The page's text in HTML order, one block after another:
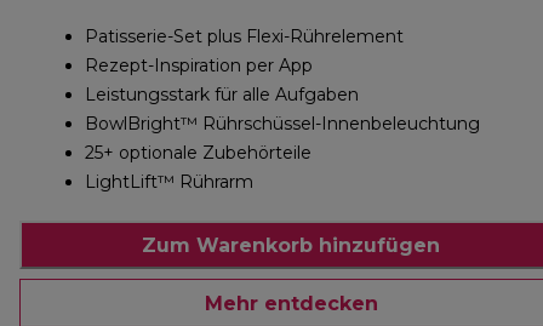
Patisserie-Set plus Flexi-Rührelement
Rezept-Inspiration per App
Leistungsstark für alle Aufgaben
BowlBright™ Rührschüssel-Innenbeleuchtung
25+ optionale Zubehörteile
LightLift™ Rührarm
Zum Warenkorb hinzufügen
Mehr entdecken